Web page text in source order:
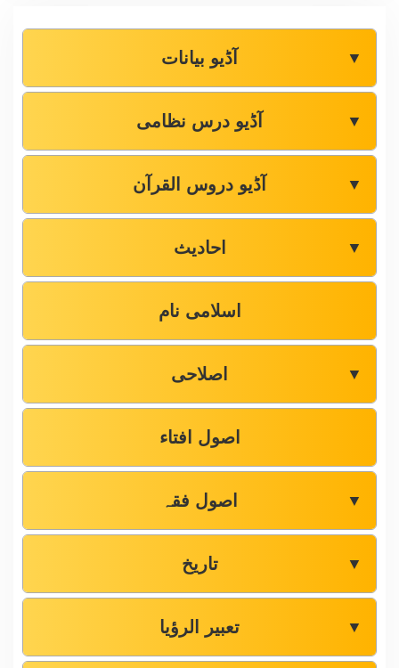
آڈیو بیانات ▼
آڈیو درس نظامی ▼
آڈیو دروس القرآن ▼
احادیث ▼
اسلامی نام
اصلاحی ▼
اصول افتاء
اصول فقہ ▼
تاریخ ▼
تعبیر الرؤیا ▼